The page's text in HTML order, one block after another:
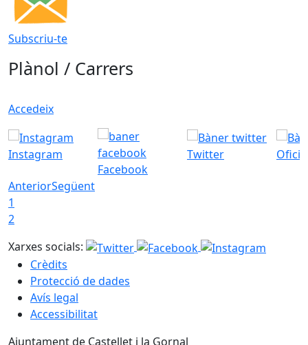
Subscriu-te
Plànol / Carrers
Accedeix
Instagram
Facebook
Twitter
AnteriorSegüent
1
2
Xarxes socials:
Crèdits
Protecció de dades
Avís legal
Accessibilitat
Ajuntament de Castellet i la Gornal